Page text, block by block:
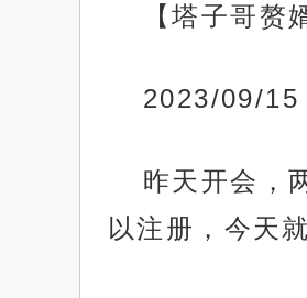
【塔子哥赘
2023/09/
昨天开会，
以注册，今天